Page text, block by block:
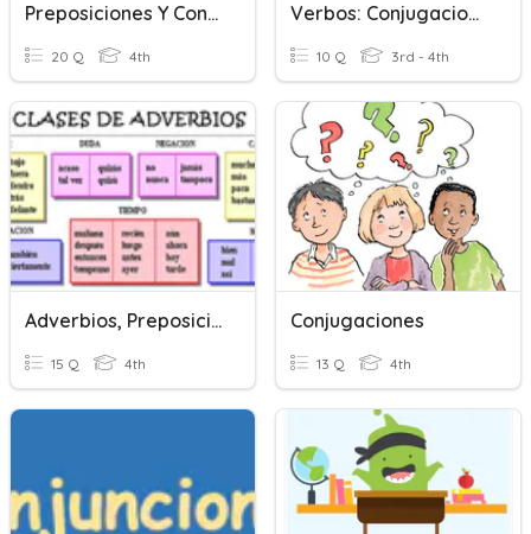
Preposiciones Y Conjunciones
20 Q 4th
Verbos: Conjugaciones
10 Q 3rd - 4th
Adverbios, Preposiciones Y Conjunciones
15 Q 4th
Conjugaciones
13 Q 4th